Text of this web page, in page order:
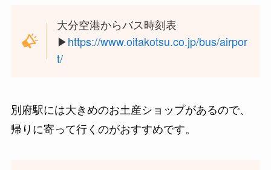
大分空港からバス時刻表
▶︎https://www.oitakotsu.co.jp/bus/airpor
t/
別府駅には大きめのお土産ショップがあるので、
帰りに寄って行くのがおすすめです。